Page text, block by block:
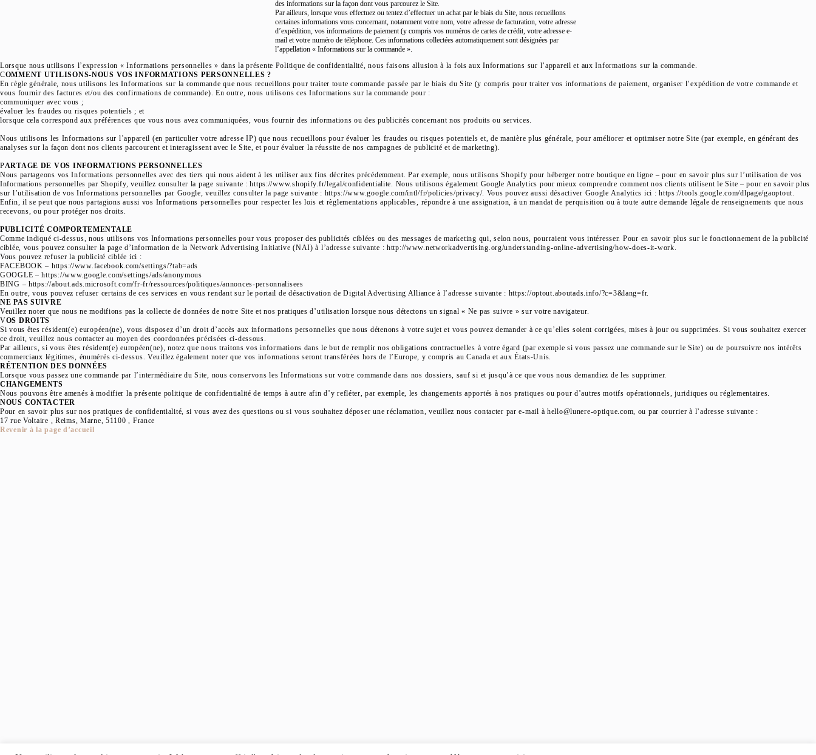
des informations sur la façon dont vous parcourez le Site.
Par ailleurs, lorsque vous effectuez ou tentez d’effectuer un achat par le biais du Site, nous recueillons
certaines informations vous concernant, notamment votre nom, votre adresse de facturation, votre adresse
d’expédition, vos informations de paiement (y compris vos numéros de cartes de crédit, votre adresse e-
mail et votre numéro de téléphone. Ces informations collectées automatiquement sont désignées par
l’appellation « Informations sur la commande ».
Lorsque nous utilisons l’expression « Informations personnelles » dans la présente Politique de confidentialité, nous faisons allusion à la fois aux Informations sur l’appareil et aux Informations sur la commande.
COMMENT UTILISONS-NOUS VOS INFORMATIONS PERSONNELLES ?
En règle générale, nous utilisons les Informations sur la commande que nous recueillons pour traiter toute commande passée par le biais du Site (y compris pour traiter vos informations de paiement, organiser l’expédition de votre commande et
vous fournir des factures et/ou des confirmations de commande). En outre, nous utilisons ces Informations sur la commande pour :
communiquer avec vous ;
évaluer les fraudes ou risques potentiels ; et
lorsque cela correspond aux préférences que vous nous avez communiquées, vous fournir des informations ou des publicités concernant nos produits ou services.
Nous utilisons les Informations sur l’appareil (en particulier votre adresse IP) que nous recueillons pour évaluer les fraudes ou risques potentiels et, de manière plus générale, pour améliorer et optimiser notre Site (par exemple, en générant des
analyses sur la façon dont nos clients parcourent et interagissent avec le Site, et pour évaluer la réussite de nos campagnes de publicité et de marketing).
PARTAGE DE VOS INFORMATIONS PERSONNELLES
Nous partageons vos Informations personnelles avec des tiers qui nous aident à les utiliser aux fins décrites précédemment. Par exemple, nous utilisons Shopify pour héberger notre boutique en ligne – pour en savoir plus sur l’utilisation de vos
Informations personnelles par Shopify, veuillez consulter la page suivante : https://www.shopify.fr/legal/confidentialite. Nous utilisons également Google Analytics pour mieux comprendre comment nos clients utilisent le Site – pour en savoir plus
sur l’utilisation de vos Informations personnelles par Google, veuillez consulter la page suivante : https://www.google.com/intl/fr/policies/privacy/. Vous pouvez aussi désactiver Google Analytics ici : https://tools.google.com/dlpage/gaoptout.
Enfin, il se peut que nous partagions aussi vos Informations personnelles pour respecter les lois et règlementations applicables, répondre à une assignation, à un mandat de perquisition ou à toute autre demande légale de renseignements que nous
recevons, ou pour protéger nos droits.
PUBLICITÉ COMPORTEMENTALE
Comme indiqué ci-dessus, nous utilisons vos Informations personnelles pour vous proposer des publicités ciblées ou des messages de marketing qui, selon nous, pourraient vous intéresser. Pour en savoir plus sur le fonctionnement de la publicité
ciblée, vous pouvez consulter la page d’information de la Network Advertising Initiative (NAI) à l’adresse suivante : http://www.networkadvertising.org/understanding-online-advertising/how-does-it-work.
Vous pouvez refuser la publicité ciblée ici :
FACEBOOK – https://www.facebook.com/settings/?tab=ads
GOOGLE – https://www.google.com/settings/ads/anonymous
BING – https://about.ads.microsoft.com/fr-fr/ressources/politiques/annonces-personnalisees
En outre, vous pouvez refuser certains de ces services en vous rendant sur le portail de désactivation de Digital Advertising Alliance à l’adresse suivante : https://optout.aboutads.info/?c=3&lang=fr.
NE PAS SUIVRE
Veuillez noter que nous ne modifions pas la collecte de données de notre Site et nos pratiques d’utilisation lorsque nous détectons un signal « Ne pas suivre » sur votre navigateur.
VOS DROITS
Si vous êtes résident(e) européen(ne), vous disposez d’un droit d’accès aux informations personnelles que nous détenons à votre sujet et vous pouvez demander à ce qu’elles soient corrigées, mises à jour ou supprimées. Si vous souhaitez exercer
ce droit, veuillez nous contacter au moyen des coordonnées précisées ci-dessous.
Par ailleurs, si vous êtes résident(e) européen(ne), notez que nous traitons vos informations dans le but de remplir nos obligations contractuelles à votre égard (par exemple si vous passez une commande sur le Site) ou de poursuivre nos intérêts
commerciaux légitimes, énumérés ci-dessus. Veuillez également noter que vos informations seront transférées hors de l’Europe, y compris au Canada et aux États-Unis.
RÉTENTION DES DONNÉES
Lorsque vous passez une commande par l’intermédiaire du Site, nous conservons les Informations sur votre commande dans nos dossiers, sauf si et jusqu’à ce que vous nous demandiez de les supprimer.
CHANGEMENTS
Nous pouvons être amenés à modifier la présente politique de confidentialité de temps à autre afin d’y refléter, par exemple, les changements apportés à nos pratiques ou pour d’autres motifs opérationnels, juridiques ou réglementaires.
NOUS CONTACTER
Pour en savoir plus sur nos pratiques de confidentialité, si vous avez des questions ou si vous souhaitez déposer une réclamation, veuillez nous contacter par e-mail à hello@lunere-optique.com, ou par courrier à l’adresse suivante :
17 rue Voltaire , Reims, Marne, 51100 , France
Revenir à la page d’accueil